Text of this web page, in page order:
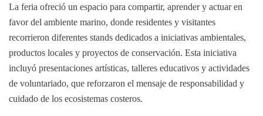
La feria ofreció un espacio para compartir, aprender y actuar en
favor del ambiente marino, donde residentes y visitantes
recorrieron diferentes stands dedicados a iniciativas ambientales,
productos locales y proyectos de conservación. Esta iniciativa
incluyó presentaciones artísticas, talleres educativos y actividades
de voluntariado, que reforzaron el mensaje de responsabilidad y
cuidado de los ecosistemas costeros.